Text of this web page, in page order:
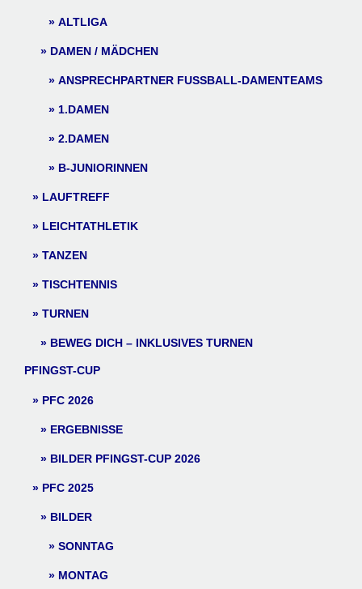
ALTLIGA
DAMEN / MÄDCHEN
ANSPRECHPARTNER FUSSBALL-DAMENTEAMS
1.DAMEN
2.DAMEN
B-JUNIORINNEN
LAUFTREFF
LEICHTATHLETIK
TANZEN
TISCHTENNIS
TURNEN
BEWEG DICH – INKLUSIVES TURNEN
PFINGST-CUP
PFC 2026
ERGEBNISSE
BILDER PFINGST-CUP 2026
PFC 2025
BILDER
SONNTAG
MONTAG